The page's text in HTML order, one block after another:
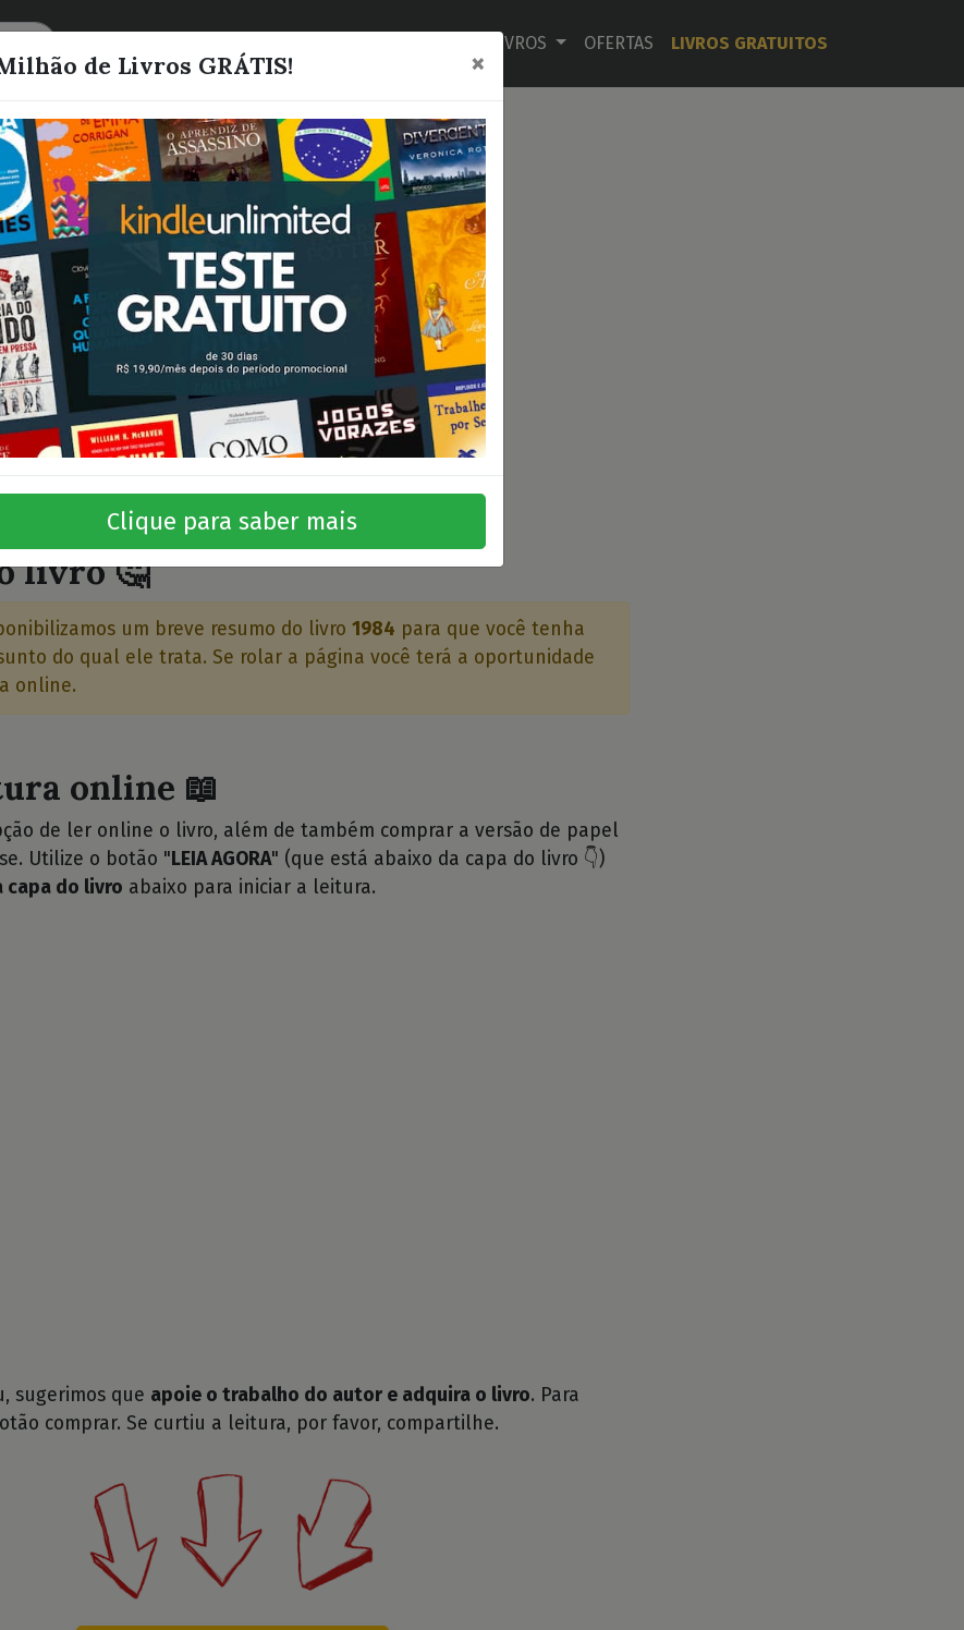
LIVROS OFERTAS LIVROS GRATUITOS
1984
Orwell, George
Quero este livro!
livro 🤔
um breve resumo do livro 1984 para que você tenha
do qual ele trata. Se rolar a página você terá a oportunidade
online.
online 📖
de ler online o livro, além de também comprar a versão de papel
Utilize o botão " LEIA AGORA" (que está abaixo da capa do livro 👇)
capa do livro abaixo para iniciar a leitura.
sugerimos que apoie o trabalho do autor e adquira o livro. Para
comprar. Se curtiu a leitura, por favor, compartilhe.
de Livros GRÁTIS! ×
Clique para saber mais